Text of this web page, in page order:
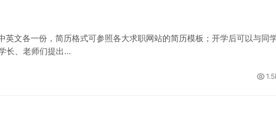
文各一份，简历格式可参照各大求职网站的简历模板；开学后可以与同学
长、老师们提出…